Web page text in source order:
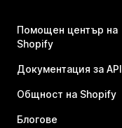
Помощен център на
Shopify
Документация за API
Общност на Shopify
Блогове